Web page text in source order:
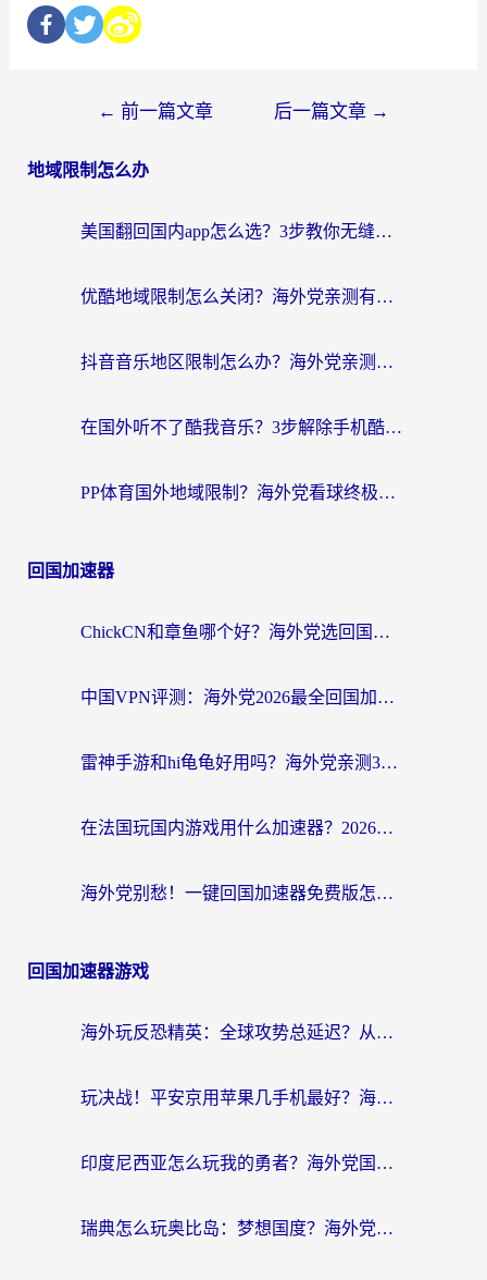
← 前一篇文章 后一篇文章 →
地域限制怎么办
美国翻回国内app怎么选？3步教你无缝刷剧、登12123、访问国内网站
优酷地域限制怎么关闭？海外党亲测有效的追剧加速器选择指南
抖音音乐地区限制怎么办？海外党亲测有效的听歌自由指南
在国外听不了酷我音乐？3步解除手机酷我音乐海外限制，附实测好用加速器
PP体育国外地域限制？海外党看球终极方案：从欧洲杯到奥运会，中文解说不卡顿！
回国加速器
ChickCN和章鱼哪个好？海外党选回国加速器的3个关键维度 + 实用避坑指南
中国VPN评测：海外党2026最全回国加速器选择指南，告别地区限制不踩坑
雷神手游和hi龟龟好用吗？海外党亲测3款回国加速器，教你选对国外到国内加速器
在法国玩国内游戏用什么加速器？2026实测解决延迟卡顿的实用指南
海外党别愁！一键回国加速器免费版怎么选？从踩坑到流畅访问的全攻略
回国加速器游戏
海外玩反恐精英：全球攻势总延迟？从瑞典玩神武4到外国玩黎明觉醒，选对加速器才是关键！
玩决战！平安京用苹果几手机最好？海外党必看的设备+加速器双攻略
印度尼西亚怎么玩我的勇者？海外党国服游戏加速避坑指南（附实况五行师解决方案）
瑞典怎么玩奥比岛：梦想国度？海外党亲测有效的国服游戏加速全攻略